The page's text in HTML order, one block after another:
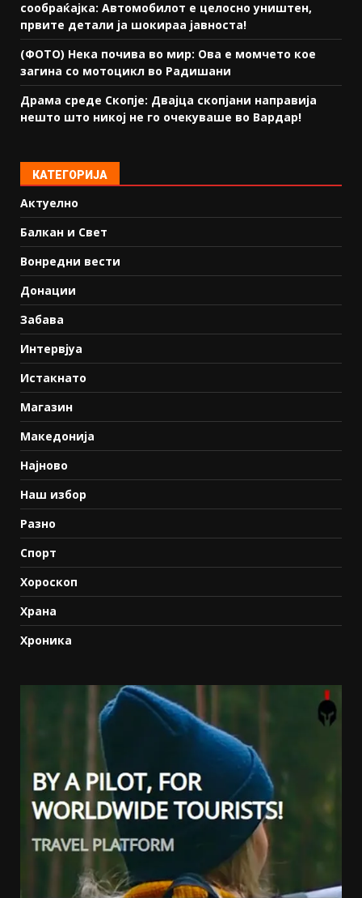
сообраќајка: Автомобилот е целосно уништен,
првите детали ја шокираа јавноста!
(ФОТО) Нека почива во мир: Ова е момчето кое
загина со мотоцикл во Радишани
Драма среде Скопје: Двајца скопјани направија
нешто што никој не го очекуваше во Вардар!
КАТЕГОРИЈА
Актуелно
Балкан и Свет
Вонредни вести
Донации
Забава
Интервјуа
Истакнато
Магазин
Македонија
Најново
Наш избор
Разно
Спорт
Хороскоп
Храна
Хроника